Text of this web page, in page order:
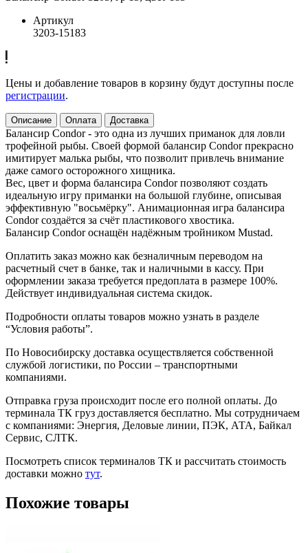
Артикул
3203-15183
Цены и добавление товаров в корзину будут доступны после
регистрации.
Описание Оплата Доставка
Балансир Condor - это одна из лучших приманок для ловли
трофейной рыбы. Своей формой балансир Condor прекрасно
имитирует малька рыбы, что позволит привлечь внимание
даже самого осторожного хищника.
Вес, цвет и форма балансира Condor позволяют создать
идеальную игру приманки на большой глубине, описывая
эффективную "восьмёрку". Анимационная игра балансира
Condor создаётся за счёт пластикового хвостика.
Балансир Condor оснащён надёжным тройником Mustad.
Оплатить заказ можно как безналичным переводом на
расчетный счет в банке, так и наличными в кассу. При
оформлении заказа требуется предоплата в размере 100%.
Действует индивидуальная система скидок.
Подробности оплаты товаров можно узнать в разделе
“Условия работы”.
По Новосибирску доставка осуществляется собственной
службой логистики, по России – транспортными
компаниями.
Отправка груза происходит после его полной оплаты. До
терминала ТК груз доставляется бесплатно. Мы сотрудничаем
с компаниями: Энергия, Деловые линии, ПЭК, АТА, Байкал
Сервис, СЛТК.
Посмотреть список терминалов ТК и рассчитать стоимость
доставки можно тут.
Похожие товары